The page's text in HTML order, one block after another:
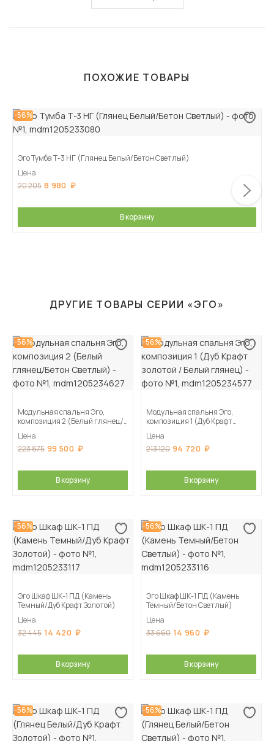
ПОХОЖИЕ ТОВАРЫ
-56%
Эго Тумба Т-3 НГ (Глянец Белый/Бетон Светлый)
Цена
20 205 8 980
В корзину
ДРУГИЕ ТОВАРЫ СЕРИИ «ЭГО»
-56%
Модульная спальня Эго,
композиция 2 (Белый глянец/
Цена
223 875 99 500
В корзину
-56%
Модульная спальня Эго,
композиция 1 (Дуб Крафт
Цена
213 120 94 720
В корзину
-56%
Эго Шкаф ШК-1 ПД (Камень
Темный/Дуб Крафт Золотой)
Цена
32 445 14 420
В корзину
-56%
Эго Шкаф ШК-1 ПД (Камень
Темный/Бетон Светлый)
Цена
33 660 14 960
В корзину
-56% -56%